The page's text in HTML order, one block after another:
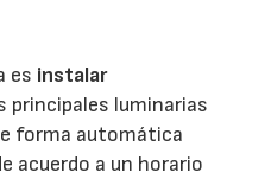
es instalar
principales luminarias
forma automática
acuerdo a un horario